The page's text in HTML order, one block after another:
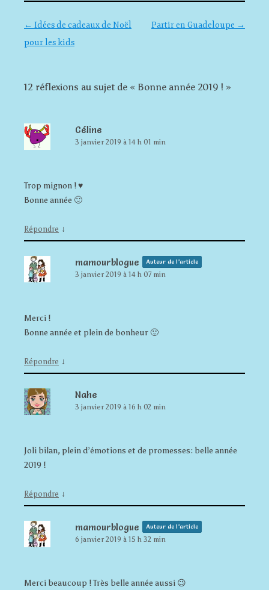
Navigation des articles
← Idées de cadeaux de Noël
pour les kids
Partir en Guadeloupe →
12 réflexions au sujet de « Bonne année 2019 ! »
Céline
3 janvier 2019 à 14 h 01 min
Trop mignon ! ♥
Bonne année 🙂
Répondre ↓
mamourblogue Auteur de l’article
3 janvier 2019 à 14 h 07 min
Merci !
Bonne année et plein de bonheur 🙂
Répondre ↓
Nahe
3 janvier 2019 à 16 h 02 min
Joli bilan, plein d’émotions et de promesses: belle année
2019 !
Répondre ↓
mamourblogue Auteur de l’article
6 janvier 2019 à 15 h 32 min
Merci beaucoup ! Très belle année aussi 😉